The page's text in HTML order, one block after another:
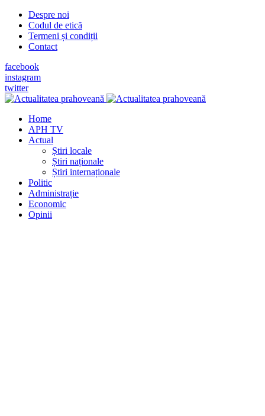
Despre noi
Codul de etică
Termeni și condiții
Contact
facebook
instagram
twitter
Home
APH TV
Actual
Știri locale
Știri naționale
Știri internaționale
Politic
Administrație
Economic
Opinii